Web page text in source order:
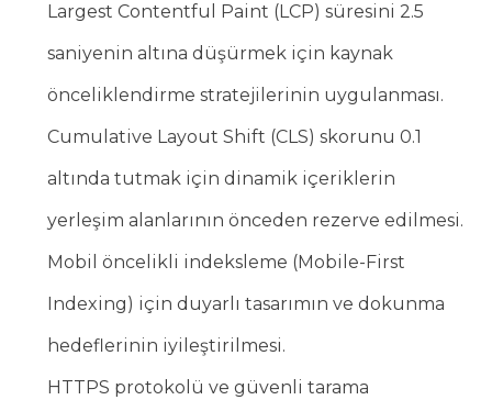
Largest Contentful Paint (LCP) süresini 2.5
saniyenin altına düşürmek için kaynak
önceliklendirme stratejilerinin uygulanması.
Cumulative Layout Shift (CLS) skorunu 0.1
altında tutmak için dinamik içeriklerin
yerleşim alanlarının önceden rezerve edilmesi.
Mobil öncelikli indeksleme (Mobile-First
Indexing) için duyarlı tasarımın ve dokunma
hedeflerinin iyileştirilmesi.
HTTPS protokolü ve güvenli tarama